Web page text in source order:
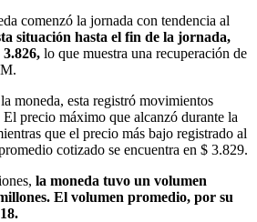
comenzó la jornada con tendencia al
situación hasta el fin de la jornada,
lo que muestra una recuperación de
moneda, esta registró movimientos
precio máximo que alcanzó durante la
que el precio más bajo registrado al
cotizado se encuentra en $ 3.829.
la moneda tuvo un volumen
El volumen promedio, por su